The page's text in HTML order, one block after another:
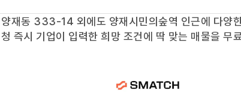
양재동 333-14 외에도 양재시민의숲역 인근에 다양
즉시 기업이 입력한 희망 조건에 딱 맞는 매물을 무